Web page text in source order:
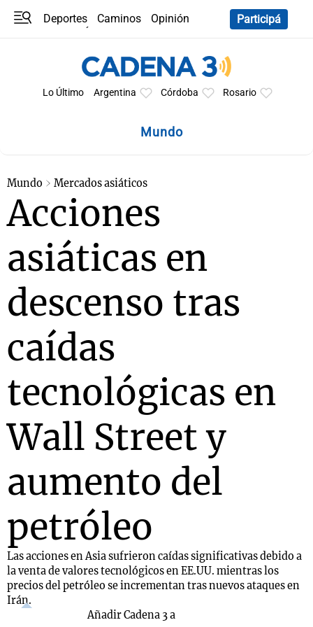
Deportes Caminos
Opinión
Participá
Lo Último Argentina Córdoba Rosario
Mundo
Mundo Mercados asiáticos
Acciones
asiáticas en
descenso tras
caídas
tecnológicas en
Wall Street y
aumento del
petróleo
Las acciones en Asia sufrieron caídas significativas debido a
la venta de valores tecnológicos en EE.UU. mientras los
precios del petróleo se incrementan tras nuevos ataques en
Irán.
Añadir Cadena 3 a